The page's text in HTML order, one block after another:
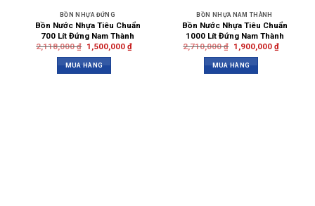
BỒN NHỰA ĐỨNG
Bồn Nước Nhựa Tiêu Chuẩn
700 Lít Đứng Nam Thành
2,118,000₫ 1,500,000 ₫
MUA HÀNG
BỒN NHỰA NAM THÀNH
Bồn Nước Nhựa Tiêu Chuẩn
1000 Lít Đứng Nam Thành
2,710,000₫ 1,900,000 ₫
MUA HÀNG